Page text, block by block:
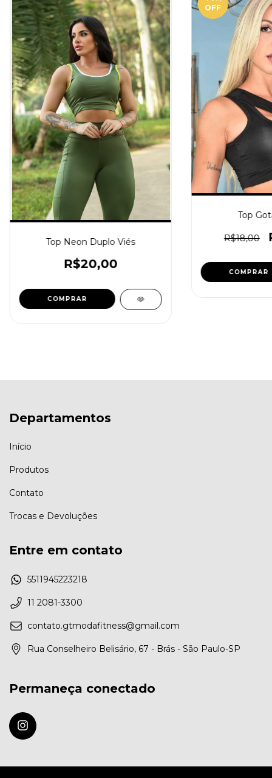
Top Neon Duplo Viés
R$20,00
COMPRAR
OFF
Top
R$18,00
COMPRAR
Departamentos
Início
Produtos
Contato
Trocas e Devoluções
Entre em contato
5511945223218
11 2081-3300
contato.gtmodafitness@gmail.com
Rua Conselheiro Belisário, 67 - Brás - São Paulo-SP
Permaneça conectado